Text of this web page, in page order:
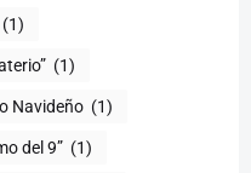
(1)
(1)
Navideño (1)
del 9” (1)